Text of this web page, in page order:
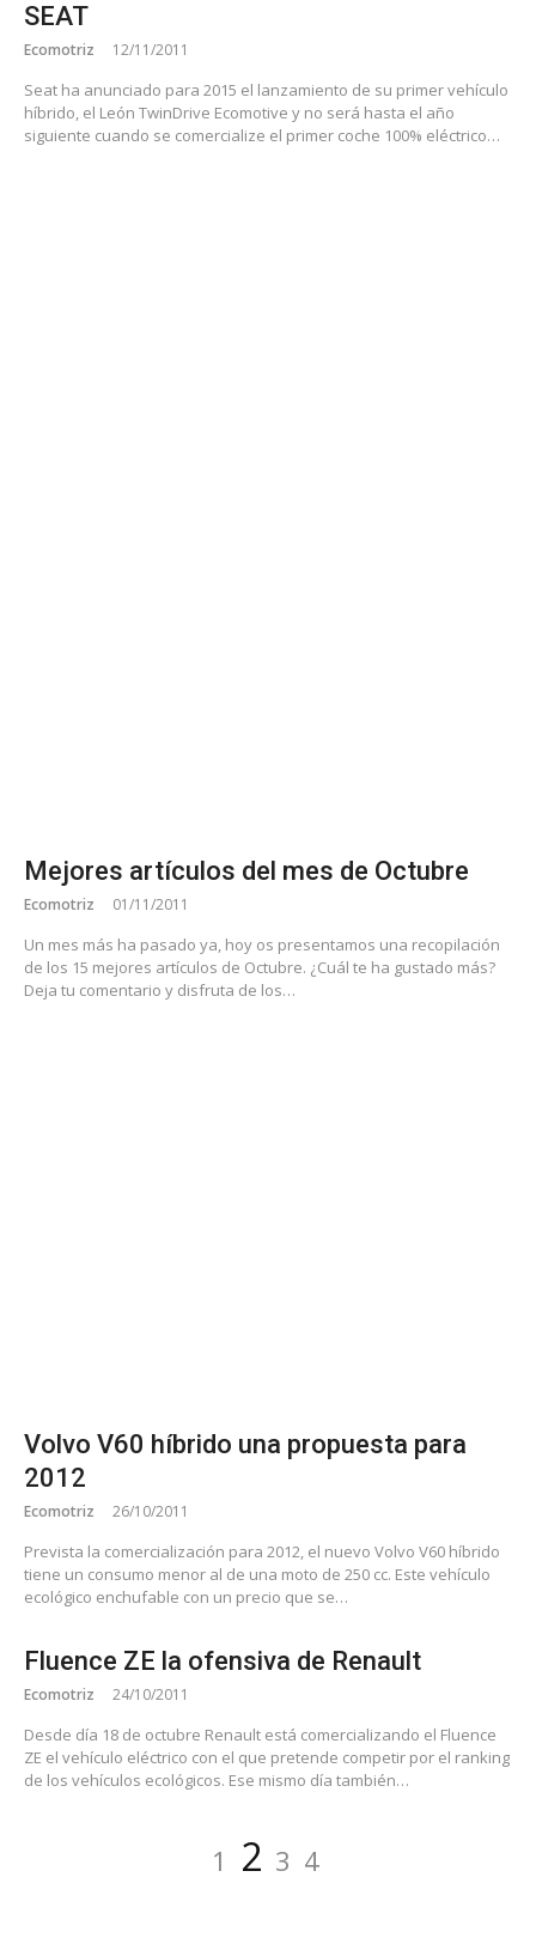
SEAT
Ecomotriz 12/11/2011
Seat ha anunciado para 2015 el lanzamiento de su primer vehículo
híbrido, el León TwinDrive Ecomotive y no será hasta el año
siguiente cuando se comercialize el primer coche 100% eléctrico…
Mejores artículos del mes de Octubre
Ecomotriz 01/11/2011
Un mes más ha pasado ya, hoy os presentamos una recopilación
de los 15 mejores artículos de Octubre. ¿Cuál te ha gustado más?
Deja tu comentario y disfruta de los…
Volvo V60 híbrido una propuesta para
2012
Ecomotriz 26/10/2011
Prevista la comercialización para 2012, el nuevo Volvo V60 híbrido
tiene un consumo menor al de una moto de 250 cc. Este vehículo
ecológico enchufable con un precio que se…
Fluence ZE la ofensiva de Renault
Ecomotriz 24/10/2011
Desde día 18 de octubre Renault está comercializando el Fluence
ZE el vehículo eléctrico con el que pretende competir por el ranking
de los vehículos ecológicos. Ese mismo día también…
Página
1 Página
2 Página
3 Página
4